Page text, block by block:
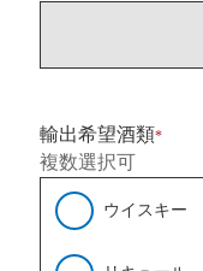
輸出希望酒類*
複数選択可
ウイスキー